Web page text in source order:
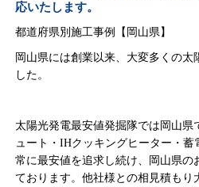
応いたします。
都道府県別施工事例【岡山県】
岡山県には創業以来、大変多くの太
した。
太陽光発電最安値発掘隊では岡山県
ュート・IHクッキングヒーター・蓄
常に最安値を追求し続け、岡山県の
ております。他社様との相見積もり